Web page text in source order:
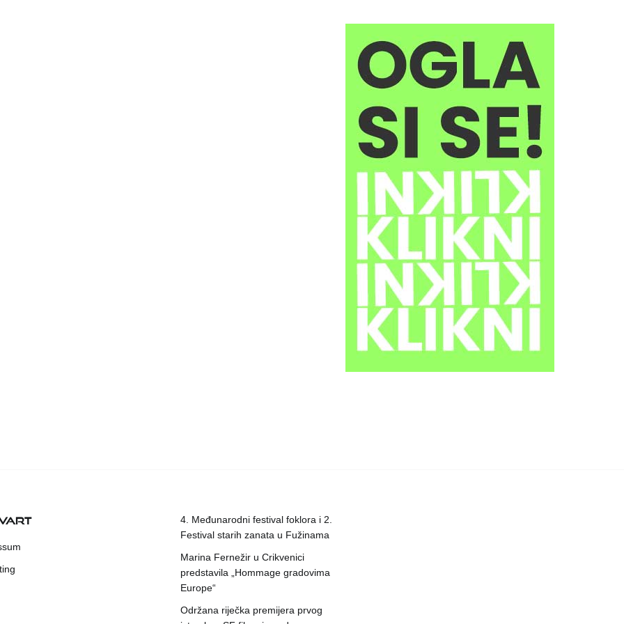
4. Međunarodni festival foklora i 2.
Festival starih zanata u Fužinama
Marina Fernežir u Crikvenici
predstavila „Hommage gradovima
Europe“
Održana riječka premijera prvog